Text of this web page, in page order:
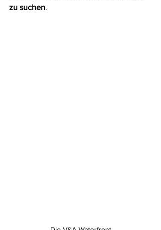
zu suchen.